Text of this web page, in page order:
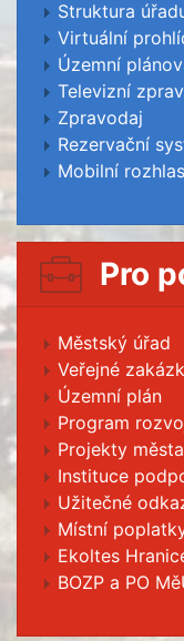
Struktura
Virtuální
Územní
Televizní
Zpravodaj
Rezervační
Mobilní rozhlas
Pro
Městský úřad
Veřejné
Územní plán
Program
Projekty města
Instituce
Užitečné
Místní
Ekoltes
BOZP a PO